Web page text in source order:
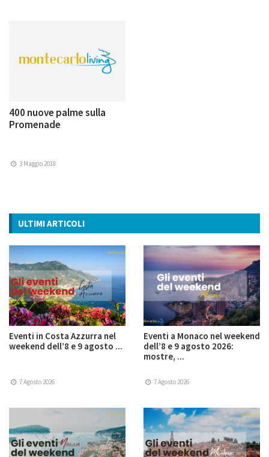
400 nuove palme sulla
Promenade
3 Maggio 2018
ULTIMI ARTICOLI
Eventi in Costa Azzurra nel
weekend dell’8 e 9 agosto ...
7 Agosto 2026
Eventi a Monaco nel weekend
dell’8 e 9 agosto 2026:
mostre, ...
7 Agosto 2026